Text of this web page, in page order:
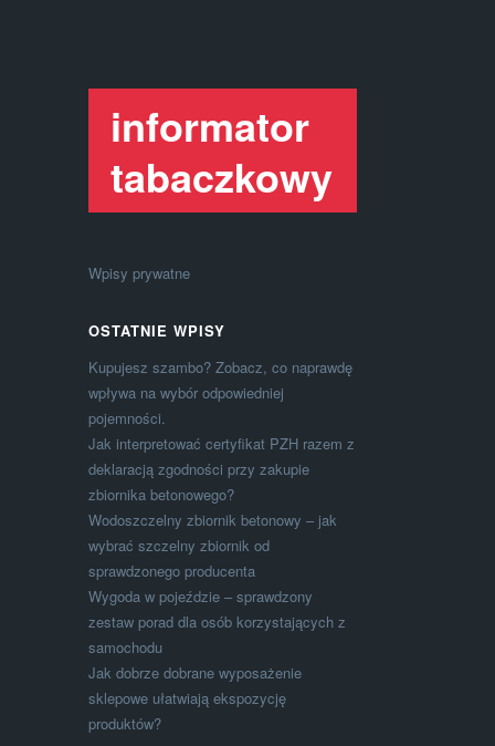
informator
tabaczkowy
Wpisy prywatne
OSTATNIE WPISY
Kupujesz szambo? Zobacz, co naprawdę
wpływa na wybór odpowiedniej
pojemności.
Jak interpretować certyfikat PZH razem z
deklaracją zgodności przy zakupie
zbiornika betonowego?
Wodoszczelny zbiornik betonowy – jak
wybrać szczelny zbiornik od
sprawdzonego producenta
Wygoda w pojeździe – sprawdzony
zestaw porad dla osób korzystających z
samochodu
Jak dobrze dobrane wyposażenie
sklepowe ułatwiają ekspozycję
produktów?